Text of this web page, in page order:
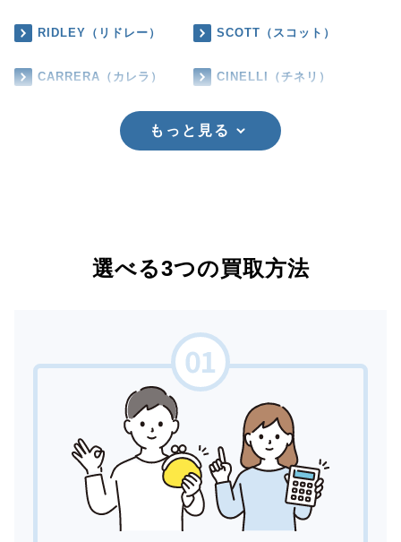
RIDLEY（リドレー） SCOTT（スコット）
CARRERA（カレラ） CINELLI（チネリ）
もっと見る
選べる3つの買取方法